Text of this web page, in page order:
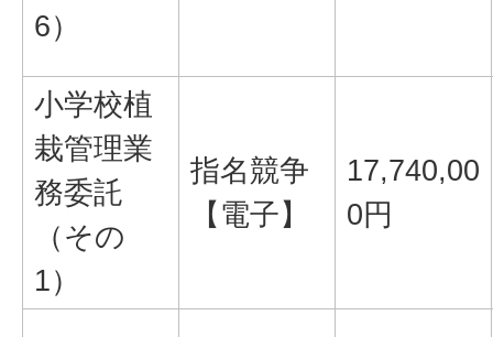
6）
小学校植
栽管理業
務委託
（その
1）
指名競争
【電子】
17,740,00
0円